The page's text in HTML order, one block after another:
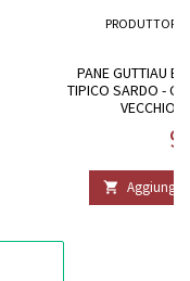
PRODUTTORE:
PANE GUTTIAU
TIPICO SARDO -
VECCHIO
 Aggiungi